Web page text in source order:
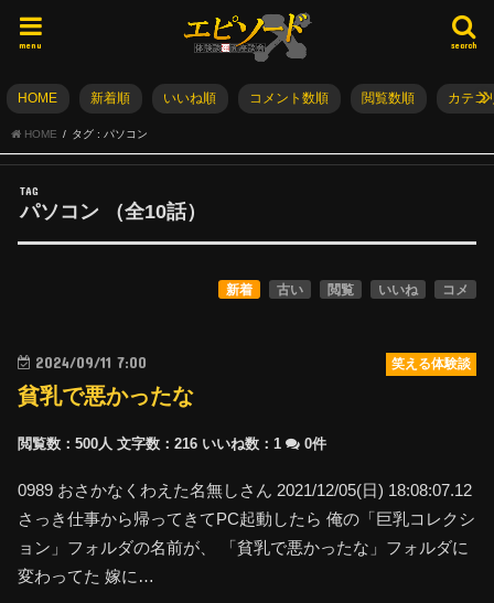
search
menu
HOME 新着順 いいね順 コメント数順 閲覧数順 カテゴ
HOME タグ : パソコン
TAG
パソコン （全10話）
新着 古い 閲覧 いいね コメ
2024/09/11 7:00 笑える体験談
貧乳で悪かったな
閲覧数：500人 文字数：216 いいね数：1 0件
0989 おさかなくわえた名無しさん 2021/12/05(日) 18:08:07.12
さっき仕事から帰ってきてPC起動したら 俺の「巨乳コレクシ
ョン」フォルダの名前が、 「貧乳で悪かったな」フォルダに
変わってた 嫁に…